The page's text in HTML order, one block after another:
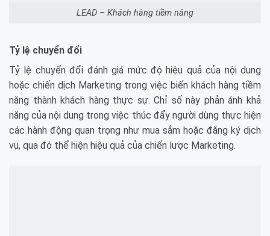
LEAD – Khách hàng tiềm năng
Tỷ lệ chuyển đổi
Tỷ lệ chuyển đổi đánh giá mức độ hiệu quả của nội dung
hoặc chiến dịch Marketing trong việc biến khách hàng tiềm
năng thành khách hàng thực sự. Chỉ số này phản ánh khả
năng của nội dung trong việc thúc đẩy người dùng thực hiện
các hành động quan trọng như mua sắm hoặc đăng ký dịch
vụ, qua đó thể hiện hiệu quả của chiến lược Marketing.